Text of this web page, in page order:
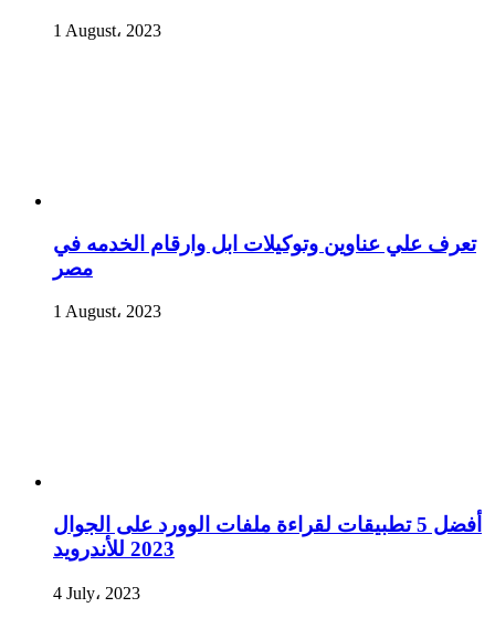
1 August، 2023
تعرف علي عناوين وتوكيلات ابل وارقام الخدمه في
مصر
1 August، 2023
أفضل 5 تطبيقات لقراءة ملفات الوورد على الجوال
2023 للأندرويد
4 July، 2023